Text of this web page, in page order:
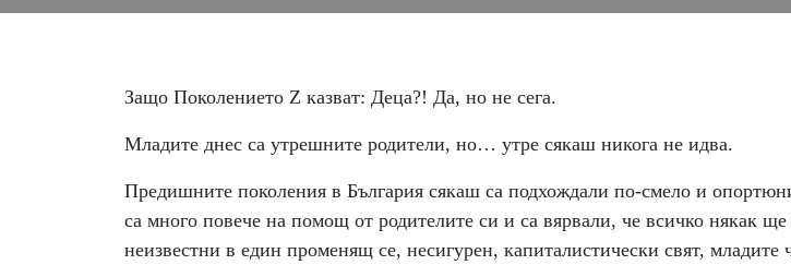
Защо Поколението Z казват: Деца?! Да, но не сега.
Младите днес са утрешните родители, но… утре сякаш никога не идва.
Предишните поколения в България сякаш са подхождали по-смело и
са много повече на помощ от родителите си и са вярвали, че всичко някак
неизвестни в един променящ се, несигурен, капиталистически свят, младите